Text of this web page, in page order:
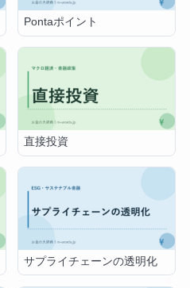
Pontaポイント
直接投資
サプライチェーンの透明化